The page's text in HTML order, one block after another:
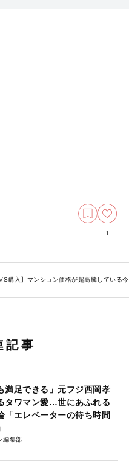
1
VS購入】マンション価格が超高騰している
記事
満足できる」元フジ西岡孝
タワマン愛…世にあふれる
「エレベーターの待ち時間
編集部